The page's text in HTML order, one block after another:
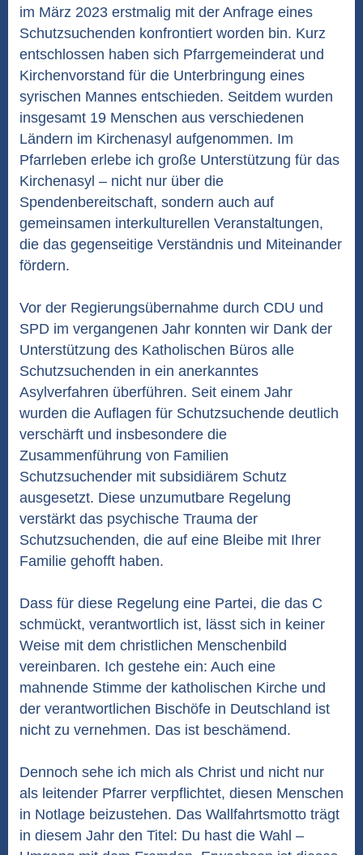
im März 2023 erstmalig mit der Anfrage eines
Schutzsuchenden konfrontiert worden bin. Kurz
entschlossen haben sich Pfarrgemeinderat und
Kirchenvorstand für die Unterbringung eines
syrischen Mannes entschieden. Seitdem wurden
insgesamt 19 Menschen aus verschiedenen
Ländern im Kirchenasyl aufgenommen. Im
Pfarrleben erlebe ich große Unterstützung für das
Kirchenasyl – nicht nur über die
Spendenbereitschaft, sondern auch auf
gemeinsamen interkulturellen Veranstaltungen,
die das gegenseitige Verständnis und Miteinander
fördern.
Vor der Regierungsübernahme durch CDU und
SPD im vergangenen Jahr konnten wir Dank der
Unterstützung des Katholischen Büros alle
Schutzsuchenden in ein anerkanntes
Asylverfahren überführen. Seit einem Jahr
wurden die Auflagen für Schutzsuchende deutlich
verschärft und insbesondere die
Zusammenführung von Familien
Schutzsuchender mit subsidiärem Schutz
ausgesetzt. Diese unzumutbare Regelung
verstärkt das psychische Trauma der
Schutzsuchenden, die auf eine Bleibe mit Ihrer
Familie gehofft haben.
Dass für diese Regelung eine Partei, die das C
schmückt, verantwortlich ist, lässt sich in keiner
Weise mit dem christlichen Menschenbild
vereinbaren. Ich gestehe ein: Auch eine
mahnende Stimme der katholischen Kirche und
der verantwortlichen Bischöfe in Deutschland ist
nicht zu vernehmen. Das ist beschämend.
Dennoch sehe ich mich als Christ und nicht nur
als leitender Pfarrer verpflichtet, diesen Menschen
in Notlage beizustehen. Das Wallfahrtsmotto trägt
in diesem Jahr den Titel: Du hast die Wahl –